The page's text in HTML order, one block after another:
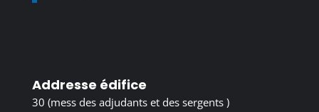
Addresse édifice
30 (mess des adjudants et des sergents )